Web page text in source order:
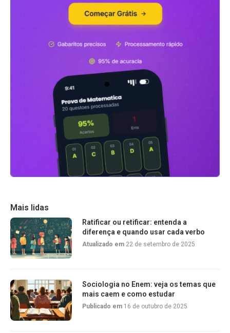
Mais lidas
Ratificar ou retificar: entenda a
diferença e quando usar cada verbo
Atualizado em 22 de setembro de 2025
Sociologia no Enem: veja os temas que
mais caem e como estudar
Publicado em 16 de outubro de 2025